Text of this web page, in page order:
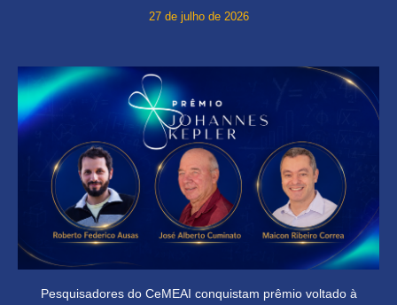
27 de julho de 2026
Pesquisadores do CeMEAI conquistam prêmio voltado à